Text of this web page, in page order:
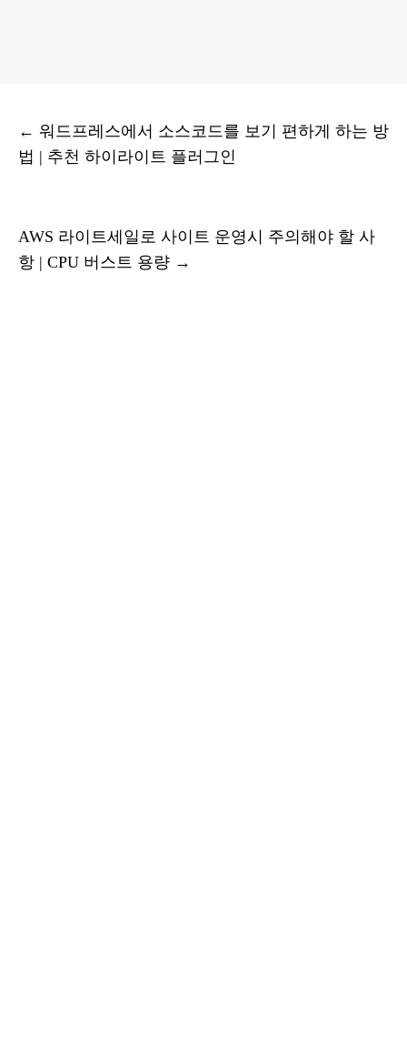
← 워드프레스에서 소스코드를 보기 편하게 하는 방
법 | 추천 하이라이트 플러그인
AWS 라이트세일로 사이트 운영시 주의해야 할 사
항 | CPU 버스트 용량 →